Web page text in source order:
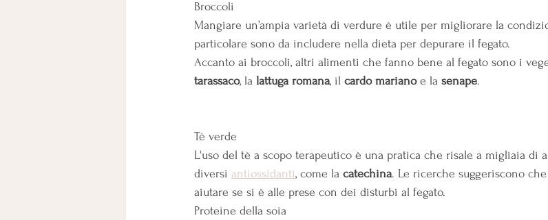
Broccoli
Mangiare un’ampia varietà di verdure è utile per migliorare la
particolare sono da includere nella dieta per depurare il fegato.
Accanto ai broccoli, altri alimenti che fanno bene al fegato sono i
tarassaco, la lattuga romana, il cardo mariano e la senape
Tè verde
L'uso del tè a scopo terapeutico è una pratica che risale a migliaia di
diversi antiossidanti, come la catechina. Le ricerche suggeriscono
aiutare se si è alle prese con dei disturbi al fegato.
Proteine della soia